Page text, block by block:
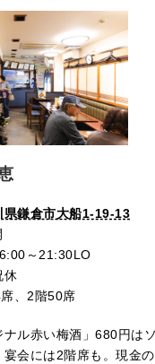
県鎌倉市大船1-19-13
～21:30LO
休
、2階50席
ナル赤い梅酒」680円は
会には2階席も。現金の